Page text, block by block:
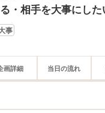
・相手を大事にした
事
画詳細 当日の流れ